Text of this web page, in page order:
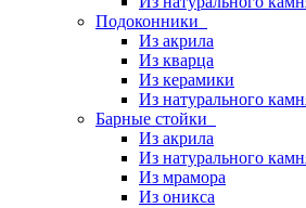
Подоконники
Из акрила
Из кварца
Из керамики
Из натурального
Барные стойки
Из акрила
Из натурального
Из мрамора
Из оникса